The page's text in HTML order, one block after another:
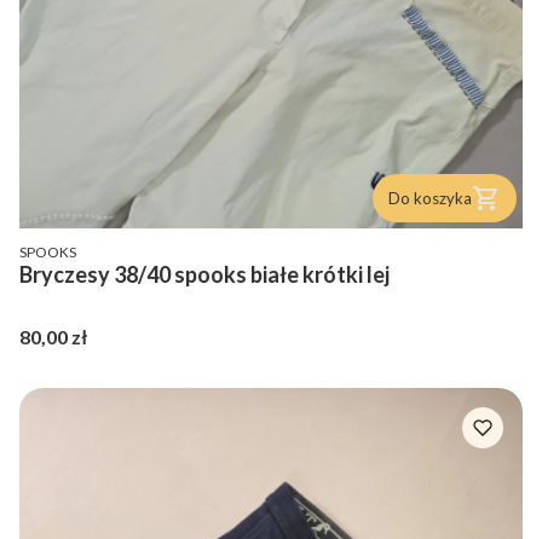
Do koszyka
PRODUCENT
SPOOKS
Bryczesy 38/40 spooks białe krótki lej
Cena
80,00 zł